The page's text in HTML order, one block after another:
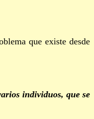
que existe desde
individuos, que se